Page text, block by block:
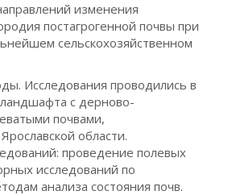
изменения
постагрогенной почвы при
сельскохозяйственном
Исследования проводились в
ландшафта с дерново-
почвами,
области.
проведение полевых
исследований по
анализа состояния почв.